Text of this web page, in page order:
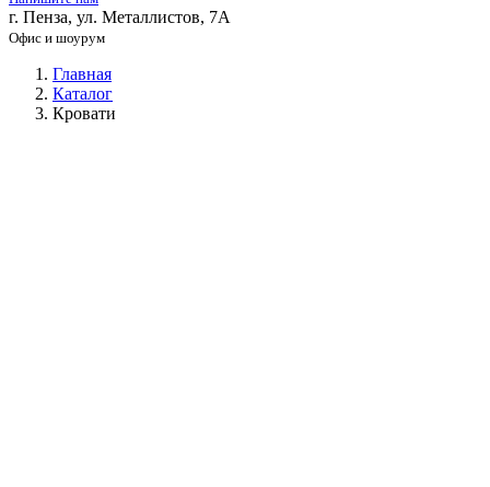
г. Пенза, ул. Металлистов, 7А
Офис и шоурум
Главная
Каталог
Кровати